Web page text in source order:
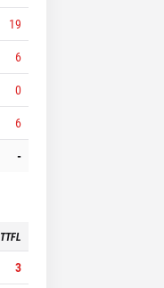
19
6
0
6
-
TTFL
3